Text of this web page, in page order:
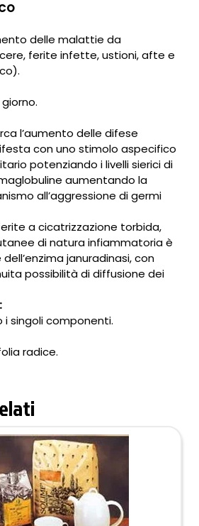
delle malattie da
ferite infette, ustioni, afte e
l’aumento delle difese
con uno stimolo aspecifico
potenziando i livelli sierici di
aumentando la
all’aggressione di germi
a cicatrizzazione torbida,
di natura infiammatoria è
januradinasi, con
possibilità di diffusione dei
i singoli componenti.
radice.